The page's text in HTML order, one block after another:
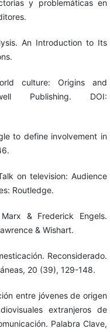
y problemáticas en
An Introduction to Its
culture: Origins and
Publishing. DOI:
to define involvement in
on television: Audience
Routledge.
& Frederick Engels.
& Wishart.
Reconsiderado.
20 (39), 129-148.
entre jóvenes de origen
extranjeros de
Palabra Clave,